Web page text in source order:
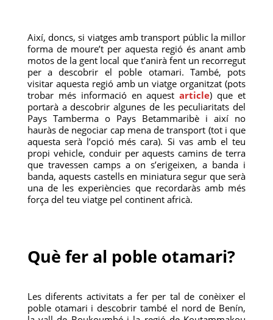
Així, doncs, si viatges amb transport públic la millor
forma de moure’t per aquesta regió és anant amb
motos de la gent local que t’anirà fent un recorregut
per a descobrir el poble otamari. També, pots
visitar aquesta regió amb un viatge organitzat (pots
trobar més informació en aquestarticle) que et
portarà a descobrir algunes de les peculiaritats del
Pays Tamberma o Pays Betammaribè i així no
hauràs de negociar cap mena de transport (tot i que
aquesta serà l’opció més cara). Si vas amb el teu
propi vehicle, conduir per aquests camins de terra
que travessen camps a on s’erigeixen, a banda i
banda, aquests castells en miniatura segur que serà
una de les experiències que recordaràs amb més
força del teu viatge pel continent africà.
Què fer al poble otamari?
Les diferents activitats a fer per tal de conèixer el
poble otamari i descobrir també el nord de Benín,